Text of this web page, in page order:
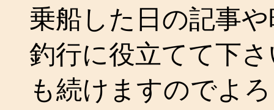
乗船した日の記事
釣行に役立てて下
も続けますのでよ